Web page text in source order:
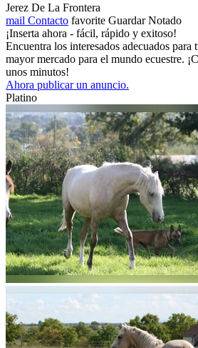
Jerez De La Frontera
mail Contacto favorite Guardar Notado
¡Inserta ahora - fácil, rápido y exitoso!
Encuentra los interesados adecuados para
mayor mercado para el mundo ecuestre.
unos minutos!
Ahora publicar un anuncio.
Platino